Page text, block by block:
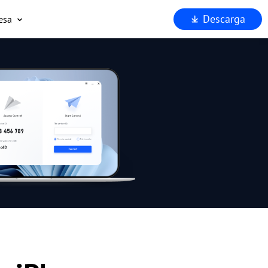
¿Por qué AnyViewer?
Descarga